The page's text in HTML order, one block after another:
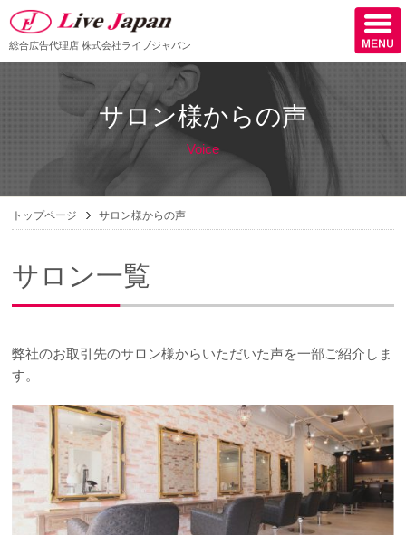
会社情報
スタッフ紹介
サロン様からの声
お問い合わせ
総合広告代理店 株式会社ライブジャパン
サロン様からの声
Voice
トップページ サロン様からの声
サロン一覧
弊社のお取引先のサロン様からいただいた声を一部ご紹介しま
す。